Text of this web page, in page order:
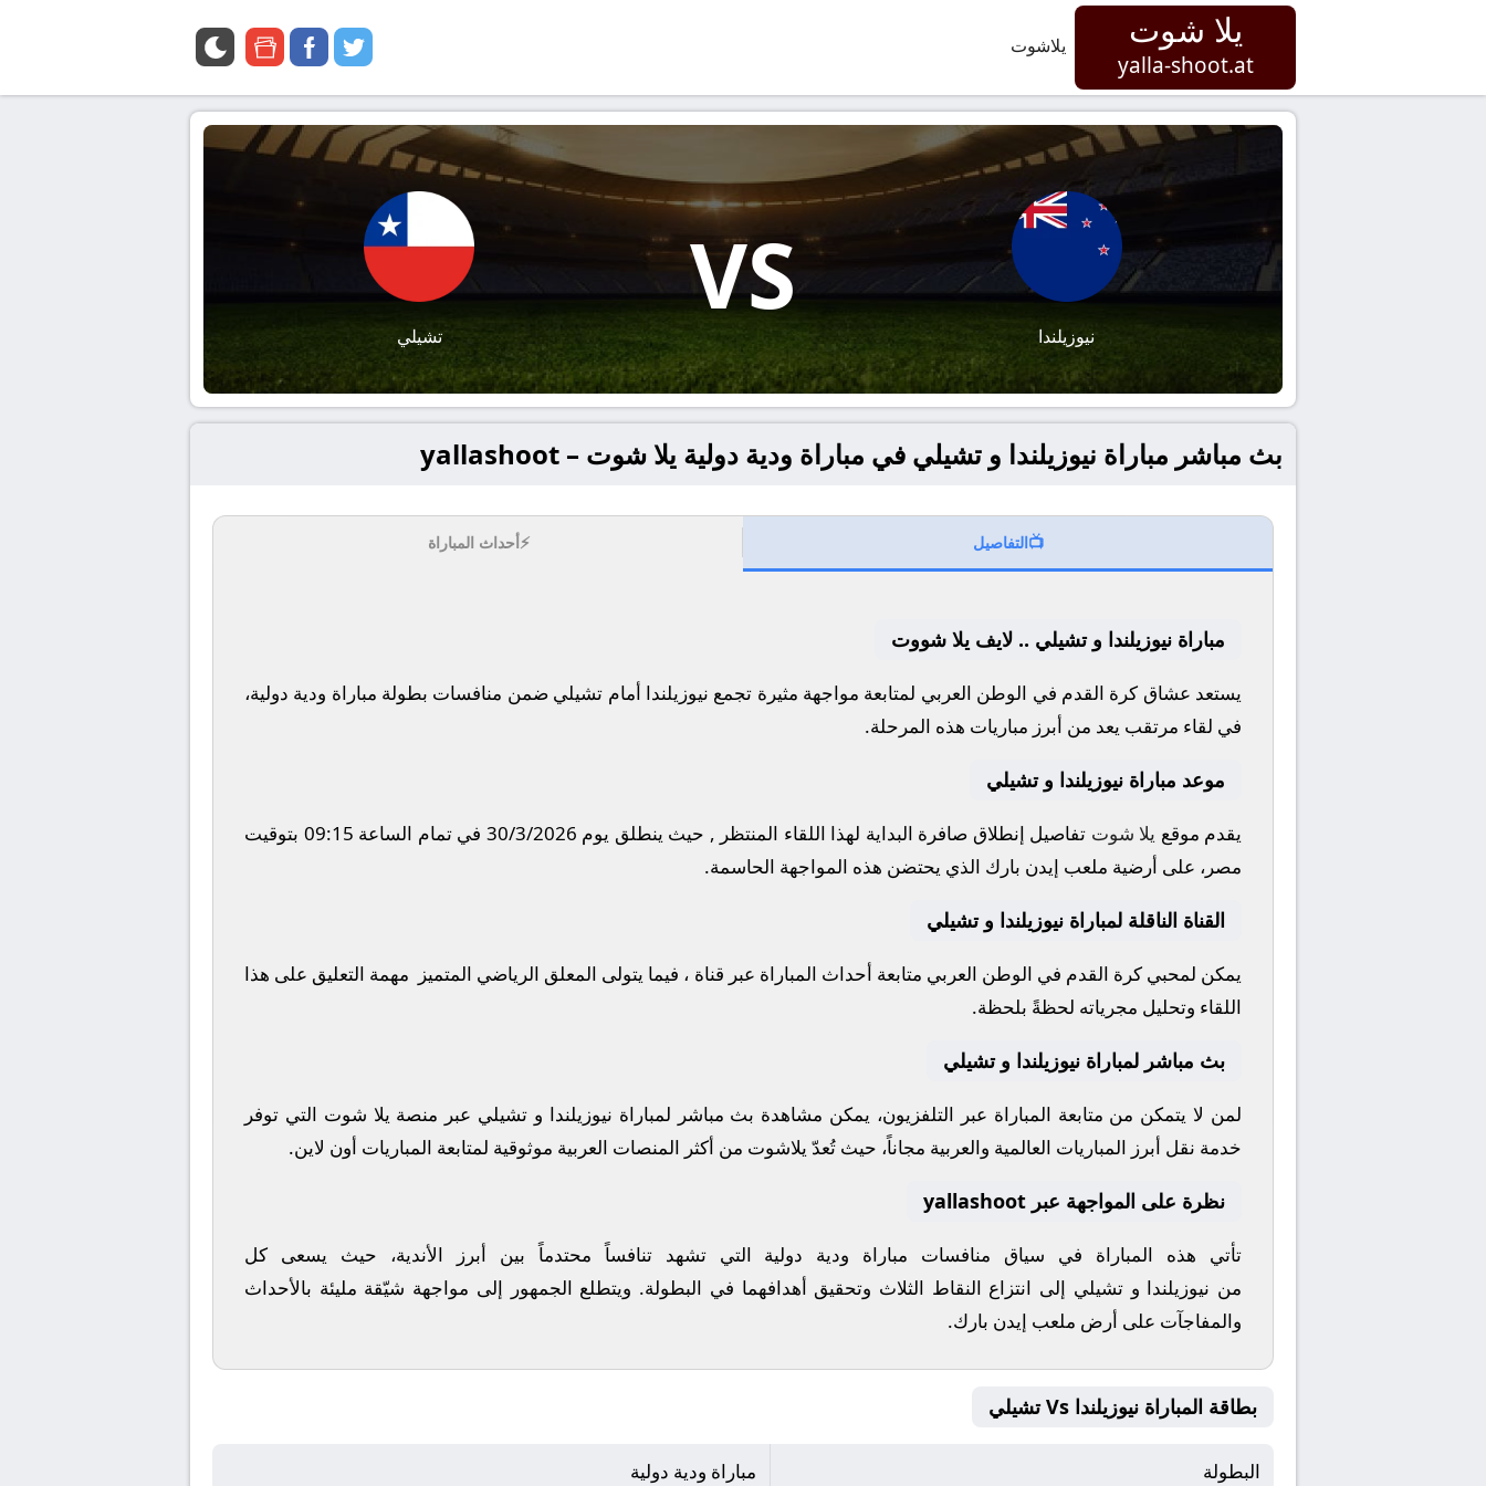
يلا شوت
yalla-shoot.at
يلاشوت twitter
facebook
google
نيوزيلندا
VS
تشيلي
بث مباشر مباراة نيوزيلندا و تشيلي في مباراة ودية دولية يلا شوت – yallashoot
📺التفاصيل ⚡أحداث المباراة
مباراة نيوزيلندا و تشيلي .. لايف يلا شووت
يستعد عشاق كرة القدم في الوطن العربي لمتابعة مواجهة مثيرة تجمع نيوزيلندا أمام تشيلي ضمن منافسات بطولة مباراة ودية دولية،
في لقاء مرتقب يعد من أبرز مباريات هذه المرحلة.
موعد مباراة نيوزيلندا و تشيلي
يقدم موقع يلا شوت تفاصيل إنطلاق صافرة البداية لهذا اللقاء المنتظر , حيث ينطلق يوم 30/3/2026 في تمام الساعة 09:15 بتوقيت
مصر، على أرضية ملعب إيدن بارك الذي يحتضن هذه المواجهة الحاسمة.
القناة الناقلة لمباراة نيوزيلندا و تشيلي
يمكن لمحبي كرة القدم في الوطن العربي متابعة أحداث المباراة عبر قناة ، فيما يتولى المعلق الرياضي المتميز
مهمة التعليق على هذا
اللقاء وتحليل مجرياته لحظةً بلحظة.
بث مباشر لمباراة نيوزيلندا و تشيلي
لمن لا يتمكن من متابعة المباراة عبر التلفزيون، يمكن مشاهدة بث مباشر لمباراة نيوزيلندا و تشيلي عبر منصة يلا شوت التي توفر
خدمة نقل أبرز المباريات العالمية والعربية مجاناً، حيث تُعدّ يلاشوت من أكثر المنصات العربية موثوقية لمتابعة المباريات أون لاين.
نظرة على المواجهة عبر yallashoot
تأتي هذه المباراة في سياق منافسات مباراة ودية دولية التي تشهد تنافساً محتدماً بين أبرز الأندية، حيث يسعى كل
من نيوزيلندا وتشيلي إلى انتزاع النقاط الثلاث وتحقيق أهدافهما في البطولة. ويتطلع الجمهور إلى مواجهة شيّقة مليئة بالأحداث
والمفاجآت على أرض ملعب إيدن بارك.
بطاقة المباراة نيوزيلندا Vs تشيلي
البطولة مباراة ودية دولية